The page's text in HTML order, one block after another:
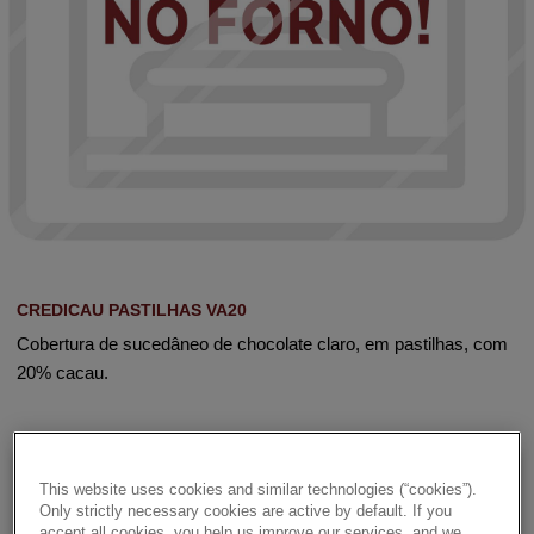
CREDICAU PASTILHAS VA20
Cobertura de sucedâneo de chocolate claro, em pastilhas, com
20% cacau.
Details
This website uses cookies and similar technologies (“cookies”).
Only strictly necessary cookies are active by default. If you